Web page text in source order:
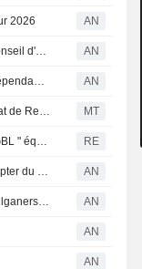
2026 AN
Respighi maintient son offre sur Recordati après un vote partagé du conseil d'administration AN
Recordati : le conseil d'administration divisé sur l'OPA de CVC, les indépendants s'y opposent AN
Le conseil d'administration de Recordati soutient l'offre publique d'achat de Respighi BidCo MT
Italie : Le conseil d'administration de Recordati juge l'offre de CVC et GBL " équitable » malgré la dissidence des administrateurs indépendants RE
Recordati : la Consob relance l'instruction sur l'OPA de Respighi a compter du 3 juillet AN
Recordati signe un accord de licence avec Ionis pour le médicament zilganersen AN
AN
AN